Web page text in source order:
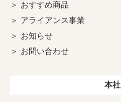
おすすめ商品
アライアンス事業
お知らせ
お問い合わせ
本社